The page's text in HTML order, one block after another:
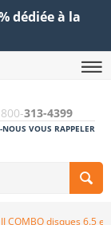
dédiée à la
313-4399
NOUS VOUS RAPPELER
COMBO disques 6.5